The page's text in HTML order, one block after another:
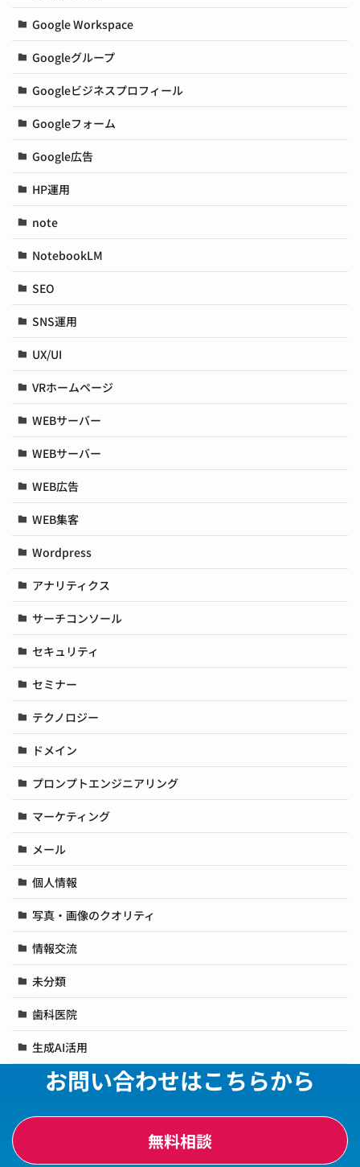
Google Workspace
Googleグループ
Googleビジネスプロフィール
Googleフォーム
Google広告
HP運用
note
NotebookLM
SEO
SNS運用
UX/UI
VRホームページ
WEBサーバー
WEBサーバー
WEB広告
WEB集客
Wordpress
アナリティクス
サーチコンソール
セキュリティ
セミナー
テクノロジー
ドメイン
プロンプトエンジニアリング
マーケティング
メール
個人情報
写真・画像のクオリティ
情報交流
未分類
歯科医院
生成AI活用
お問い合わせはこちらから
無料相談